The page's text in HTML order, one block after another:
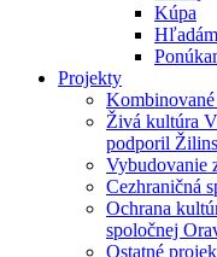
Kúpa
Projekty
Živá kultúra
podporil
Vybudovanie
Cezhraničná
Ochrana
spoločnej
Ostatné